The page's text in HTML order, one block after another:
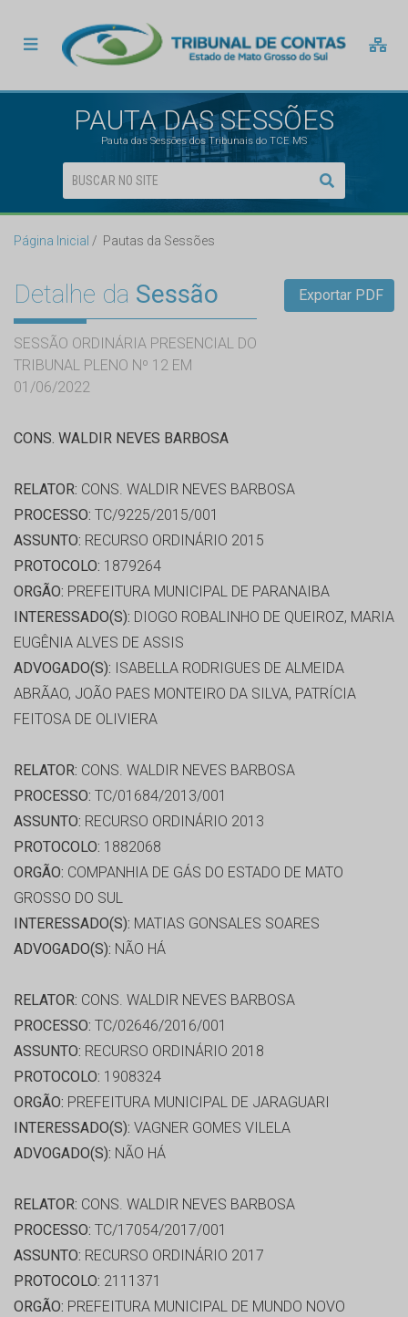
PAUTA DAS SESSÕES
Pauta das Sessões dos Tribunais do TCE MS
Página Inicial Pautas da Sessões
Detalhe da Sessão
SESSÃO ORDINÁRIA PRESENCIAL DO
TRIBUNAL PLENO Nº 12 EM
01/06/2022
Exportar PDF
CONS. WALDIR NEVES BARBOSA
RELATOR: CONS. WALDIR NEVES BARBOSA
PROCESSO: TC/9225/2015/001
ASSUNTO: RECURSO ORDINÁRIO 2015
PROTOCOLO: 1879264
ORGÃO: PREFEITURA MUNICIPAL DE PARANAIBA
INTERESSADO(S): DIOGO ROBALINHO DE QUEIROZ, MARIA
EUGÊNIA ALVES DE ASSIS
ADVOGADO(S): ISABELLA RODRIGUES DE ALMEIDA
ABRÃAO, JOÃO PAES MONTEIRO DA SILVA, PATRÍCIA
FEITOSA DE OLIVIERA
RELATOR: CONS. WALDIR NEVES BARBOSA
PROCESSO: TC/01684/2013/001
ASSUNTO: RECURSO ORDINÁRIO 2013
PROTOCOLO: 1882068
ORGÃO: COMPANHIA DE GÁS DO ESTADO DE MATO
GROSSO DO SUL
INTERESSADO(S): MATIAS GONSALES SOARES
ADVOGADO(S): NÃO HÁ
RELATOR: CONS. WALDIR NEVES BARBOSA
PROCESSO: TC/02646/2016/001
ASSUNTO: RECURSO ORDINÁRIO 2018
PROTOCOLO: 1908324
ORGÃO: PREFEITURA MUNICIPAL DE JARAGUARI
INTERESSADO(S): VAGNER GOMES VILELA
ADVOGADO(S): NÃO HÁ
RELATOR: CONS. WALDIR NEVES BARBOSA
PROCESSO: TC/17054/2017/001
ASSUNTO: RECURSO ORDINÁRIO 2017
PROTOCOLO: 2111371
ORGÃO: PREFEITURA MUNICIPAL DE MUNDO NOVO